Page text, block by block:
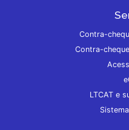
Contra-
Contra-
LTCAT e